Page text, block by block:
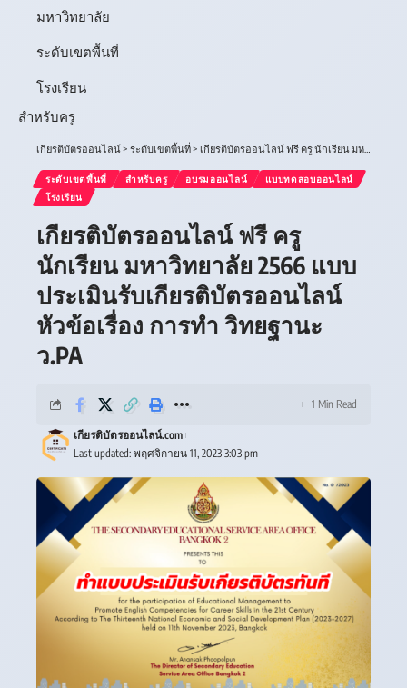
มหาวิทยาลัย
ระดับเขตพื้นที่
โรงเรียน
สำหรับครู
เกียรติบัตรออนไลน์> ระดับเขตพื้นที่> เกียรติบัตรออนไลน์ ฟรี ครู นักเรียน มหาวิทยาลัย 2566 แบบประเมินรับเกียรติบัตรออนไลน์ หัวข้อเรื่อง การทำ วิทยฐานะ ว.PA
ระดับเขตพื้นที่ สำหรับครู อบรมออนไลน์
แบบทดสอบออนไลน์
โรงเรียน
เกียรติบัตรออนไลน์ ฟรี ครู
นักเรียน มหาวิทยาลัย 2566 แบบ
ประเมินรับเกียรติบัตรออนไลน์
หัวข้อเรื่อง การทำ วิทยฐานะ
ว.PA
Last updated: พฤศจิกายน 11, 2023 3:03 pm
เกียรติบัตรออนไลน์.com
1 Min Read